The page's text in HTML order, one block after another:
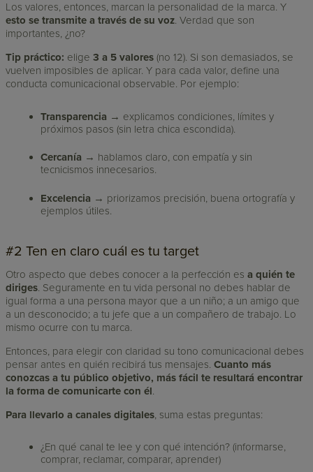
Los valores, entonces, marcan la personalidad de la marca. Y
esto se transmite a través de su voz. Verdad que son
importantes, ¿no?
Tip práctico: elige3 a 5 valores (no 12). Si son demasiados, se
vuelven imposibles de aplicar. Y para cada valor, define una
conducta comunicacional observable. Por ejemplo:
Transparencia → explicamos condiciones, límites y
próximos pasos (sin letra chica escondida).
Cercanía → hablamos claro, con empatía y sin
tecnicismos innecesarios.
Excelencia → priorizamos precisión, buena ortografía y
ejemplos útiles.
#2 Ten en claro cuál es tu target
Otro aspecto que debes conocer a la perfección esa quién te
diriges . Seguramente en tu vida personal no debes hablar de
igual forma a una persona mayor que a un niño; a un amigo que
a un desconocido; a tu jefe que a un compañero de trabajo. Lo
mismo ocurre con tu marca.
Entonces, para elegir con claridad su tono comunicacional debes
pensar antes en quién recibirá tus mensajes.Cuanto más
conozcas a tu público objetivo, más fácil te resultará encontrar
la forma de comunicarte con él
Para llevarlo a canales digitales , suma estas preguntas:
¿En qué canal te lee y con qué intención? (informarse,
comprar, reclamar, comparar, aprender)